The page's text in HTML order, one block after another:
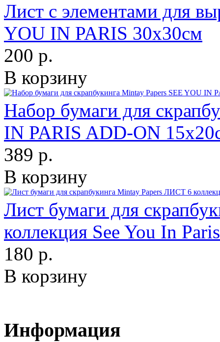
Лист с элементами для
YOU IN PARIS 30х30см
200 р.
В корзину
Набор бумаги для
IN PARIS ADD-ON
389 р.
В корзину
Лист бумаги для
коллекция See You In
180 р.
В корзину
Информация